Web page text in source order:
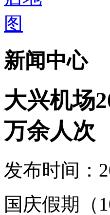
新闻中心
大兴机场
万余人次
发布时间：
国庆假期（